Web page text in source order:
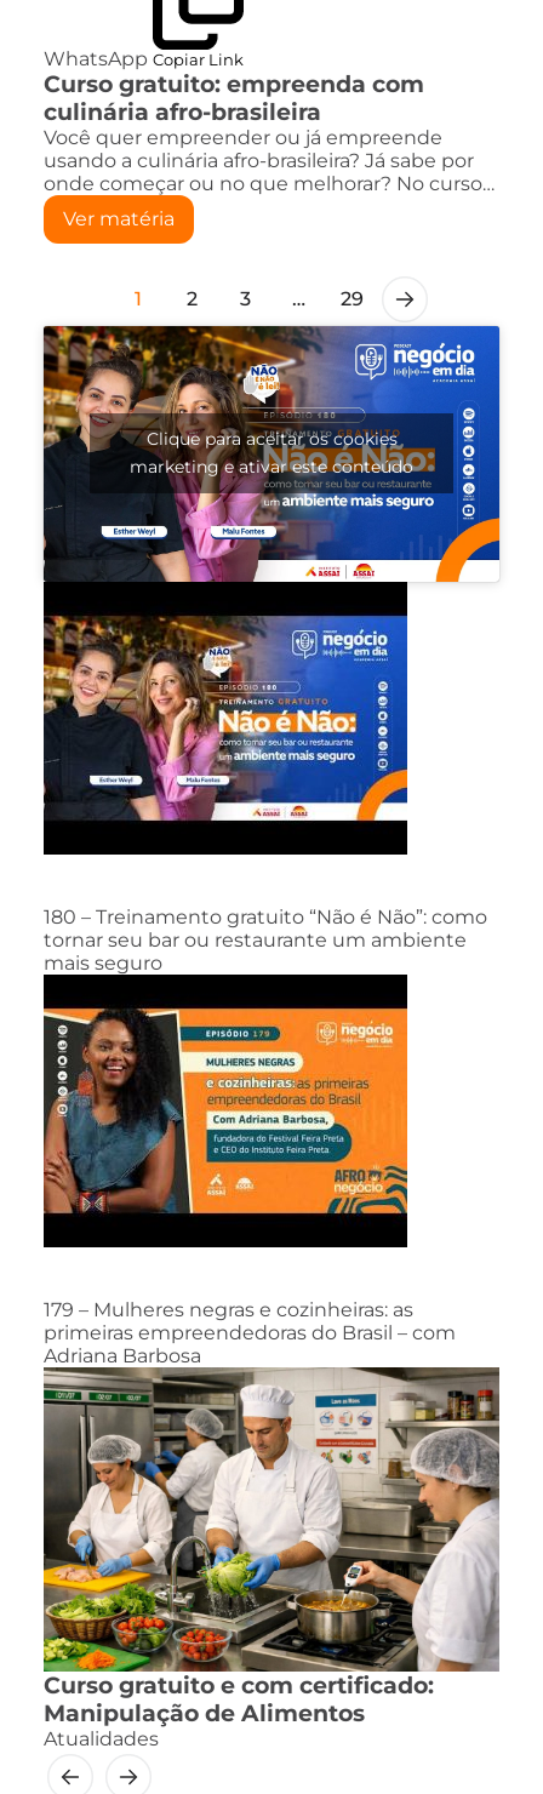
WhatsApp Copiar Link
Curso gratuito: empreenda com
culinária afro-brasileira
Você quer empreender ou já empreende
usando a culinária afro-brasileira? Já sabe por
onde começar ou no que melhorar? No curso…
Ver matéria
1 2 3 … 29
Clique para aceitar os cookies
marketing e ativar este conteúdo
180 – Treinamento gratuito “Não é Não”: como
tornar seu bar ou restaurante um ambiente
mais seguro
179 – Mulheres negras e cozinheiras: as
primeiras empreendedoras do Brasil – com
Adriana Barbosa
Curso gratuito e com certificado:
Manipulação de Alimentos
Atualidades